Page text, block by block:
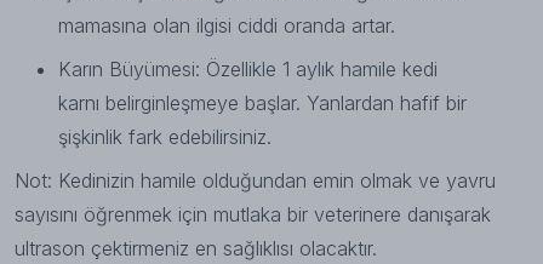
mamasına olan ilgisi ciddi oranda artar.
Karın Büyümesi: Özellikle 1 aylık hamile kedi
karnı belirginleşmeye başlar. Yanlardan hafif bir
şişkinlik fark edebilirsiniz.
Not: Kedinizin hamile olduğundan emin olmak ve yavru
sayısını öğrenmek için mutlaka bir veterinere danışarak
ultrason çektirmeniz en sağlıklısı olacaktır.